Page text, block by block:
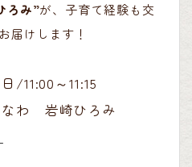
ろみ”が、子育て経験も交
届けします！
/11:00～11:15
なわ 岩崎ひろみ